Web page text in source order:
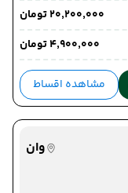
۲۰٬۲۰۰٬۰۰۰ تومان
۴٬۹۰۰٬۰۰۰ تومان
مشاهده اقساط
وان